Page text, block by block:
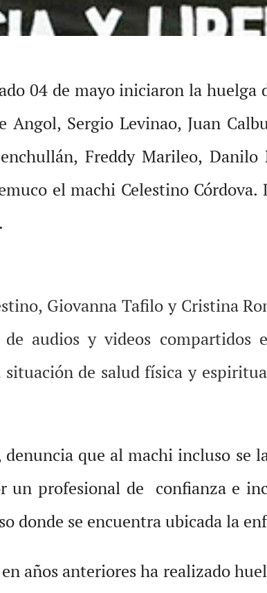
04 de mayo iniciaron la
Angol, Sergio Levinao, Juan
Freddy Marileo,
el machi Celestino
Giovanna Tafilo y Cristina
audios y videos compartidos
de salud física y
que al machi incluso se
un profesional de confianza e
donde se encuentra ubicada la
años anteriores ha realizado